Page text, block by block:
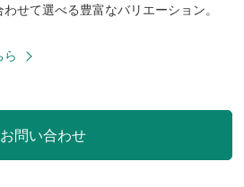
せて選べる豊富なバリエーション。
ら